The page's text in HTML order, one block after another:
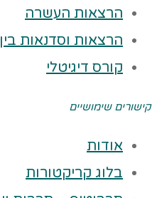
הרצאות העשרה
הרצאות וסדנאות
קורס דיגיטלי
קישורים שימושיים
אודות
בלוג קריקטורות